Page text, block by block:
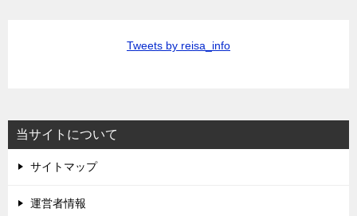
Tweets by reisa_info
当サイトについて
サイトマップ
運営者情報